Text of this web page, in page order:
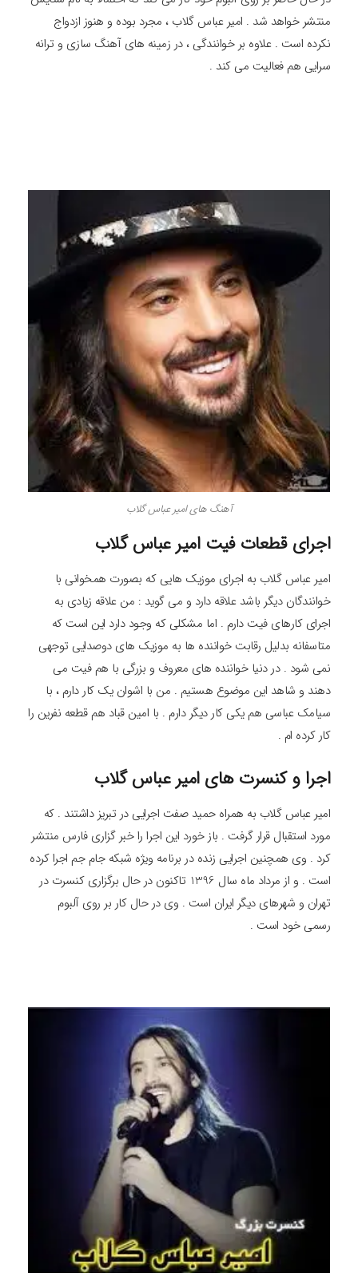
منتشر خواهد شد . امیر عباس گلاب ، مجرد بوده و هنوز ازدواج
نکرده است . علاوه بر خوانندگی ، در زمینه های آهنگ سازی و ترانه
سرایی هم فعالیت می کند .
آهنگ های امیر عباس گلاب
اجرای قطعات فیت امیر عباس گلاب
امیر عباس گلاب به اجرای موزیک هایی که بصورت همخوانی با
خوانندگان دیگر باشد علاقه دارد و می گوید : من علاقه زیادی به
اجرای کارهای فیت دارم . اما مشکلی که وجود دارد این است که
متاسفانه بدلیل رقابت خواننده ها به موزیک های دوصدایی توجهی
نمی شود . در دنیا خواننده های معروف و بزرگی با هم فیت می
دهند و شاهد این موضوع هستیم . من با اشوان یک کار دارم ، با
سیامک عباسی هم یکی کار دیگر دارم . با امین قباد هم قطعه نفرین را
کار کرده ام .
اجرا و کنسرت های امیر عباس گلاب
امیر عباس گلاب به همراه حمید صفت اجرایی در تبریز داشتند . که
مورد استقبال قرار گرفت . باز خورد این اجرا را خبر گزاری فارس منتشر
کرد . وی همچنین اجرایی زنده در برنامه ویژه شبکه جام جم اجرا کرده
است . و از مرداد ماه سال 1396 تاکنون در حال برگزاری کنسرت در
تهران و شهرهای دیگر ایران است . وی در حال کار بر روی آلبوم
رسمی خود است .